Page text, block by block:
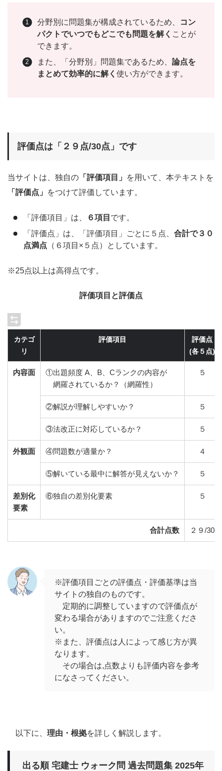
分野別に問題集が構成されているため、
コン
パクトでいつでもどこでも問題を解く ことが
できます。
また、「分野別」問題集であるため、 論点を
まとめて効率的に解く 使い方ができます。
評価点は「２９点/30点」です
当サイトは、独自の 「評価項目」
を用いて、本テキストを
「評価点」
をつけて評価しています。
「評価項目」は、 ６項目 です。
「評価点」は、「評価項目」ごとに５点、 合計で３０
点満点 （６項目×５点）としています。
※25点以上は高得点です。
評価項目と評価点
カテゴ
リ
評価項目
評価点
(各５点)
内容面
①出題頻度 A、B、Cランクの内容が
網羅されているか？（網羅性）
５
②解説が理解しやすいか？ ５
③法改正に対応しているか？ ５
外観面 ④問題数が適量か？ ４
⑤解いている最中に解答が見えないか？ ５
差別化
要素
⑥独自の差別化要素 ５
合計点数 ２９/30
※評価項目ごとの評価点・評価基準は当
サイトの独自のものです。
定期的に調整していますので評価点が
変わる場合がありますのでご注意くださ
い。
※また、評価点は人によって感じ方が異
なります。
その場合は,点数よりも評価内容を参考
になさってください。
以下に、 理由・根拠を詳しく解説します。
出る順 宅建士 ウォーク問 過去問題集 2025年